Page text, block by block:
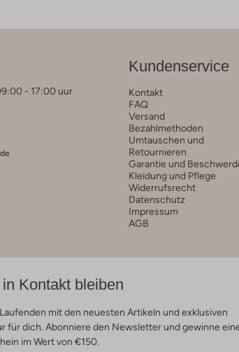
- 17:00 uur
Kundenservice
Kontakt
FAQ
Versand
Bezahlmethoden
Umtauschen und
Retournieren
Garantie und
Kleidung und Pflege
Widerrufsrecht
Datenschutz
Impressum
AGB
Kontakt bleiben
mit den neuesten Artikeln und exklusiven
für dich. Abonniere den Newsletter und gewinne
im Wert von €150.